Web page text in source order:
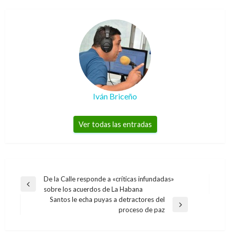
Iván Briceño
Ver todas las entradas
Navegación
Entrada
De la Calle responde a «críticas infundadas»
sobre los acuerdos de La Habana
Santos le echa puyas a detractores del
proceso de paz